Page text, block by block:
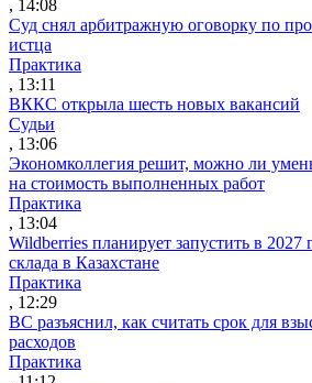
, 14:08
Суд снял арбитражную оговорку по
истца
Практика
, 13:11
ВККС открыла шесть новых вакансий
Судьи
, 13:06
Экономколлегия решит, можно ли
на стоимость выполненных работ
Практика
, 13:04
Wildberries планирует запустить в
склада в Казахстане
Практика
, 12:29
ВС разъяснил, как считать срок для
расходов
Практика